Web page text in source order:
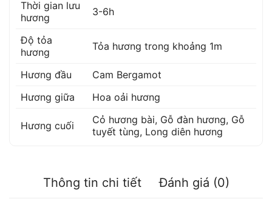
Thời gian lưu
hương
3-6h
Độ tỏa
hương
Tỏa hương trong khoảng 1m
Hương đầu
Cam Bergamot
Hương giữa
Hoa oải hương
Hương cuối Cỏ hương bài, Gỗ đàn hương, Gỗ
tuyết tùng, Long diên hương
Thông tin chi tiết Đánh giá (0)